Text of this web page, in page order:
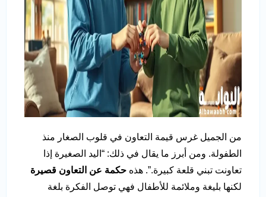
من الجميل غرس قيمة التعاون في قلوب الصغار منذ
الطفولة. ومن أبرز ما يقال في ذلك: “اليد الصغيرة إذا
تعاونت تبني قلعة كبيرة.”. هذه حكمة عن التعاون قصيرة
لكنها بليغة وملائمة للأطفال فهي توصل الفكرة بلغة